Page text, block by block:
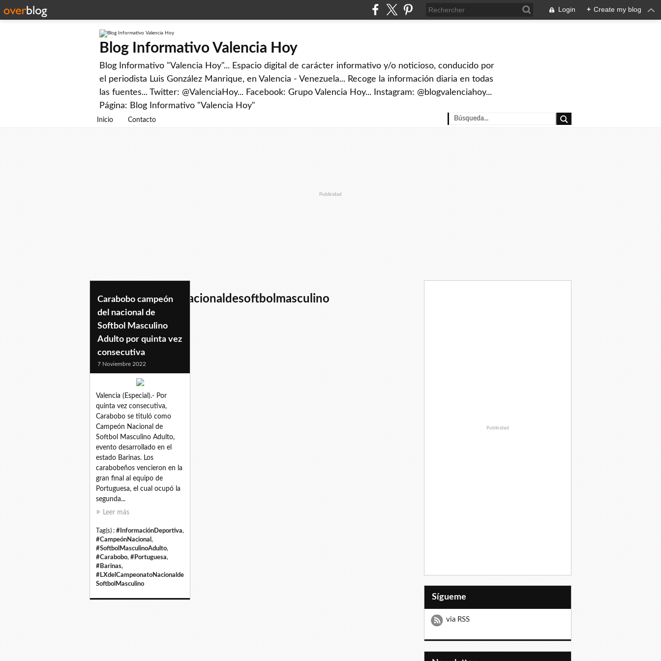
Login + Create my blog
Blog Informativo Valencia Hoy
Blog Informativo "Valencia Hoy"... Espacio digital de carácter informativo y/o noticioso, conducido por
el periodista Luis González Manrique, en Valencia - Venezuela... Recoge la información diaria en todas
las fuentes... Twitter: @ValenciaHoy... Facebook: Grupo Valencia Hoy... Instagram: @blogvalenciahoy...
Página: Blog Informativo "Valencia Hoy"
Inicio Contacto
Publicidad
lxdelcampeonatonacionaldesoftbolmasculino
Carabobo campeón
del nacional de
Softbol Masculino
Adulto por quinta vez
consecutiva
7 Noviembre 2022
Valencia (Especial).- Por
quinta vez consecutiva,
Carabobo se tituló como
Campeón Nacional de
Softbol Masculino Adulto,
evento desarrollado en el
estado Barinas. Los
carabobeños vencieron en la
gran final al equipo de
Portuguesa, el cual ocupó la
segunda...
Leer más
Tag(s) : #InformaciónDeportiva,
#CampeónNacional ,
#SoftbolMasculinoAdulto,
#Carabobo, #Portuguesa,
#Barinas,
#LXdelCampeonatoNacionalde
SoftbolMasculino
Publicidad
Sígueme
via RSS